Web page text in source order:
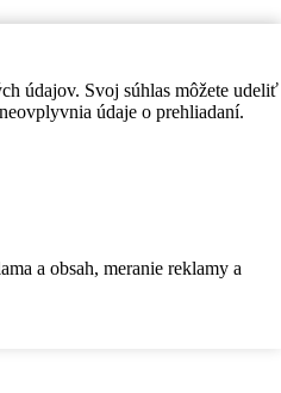
údajov. Svoj súhlas môžete udeliť
údaje o prehliadaní.
a obsah, meranie reklamy a